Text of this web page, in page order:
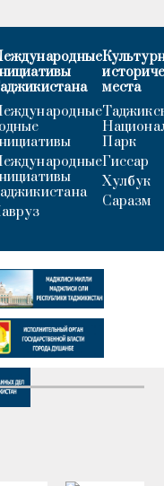
места
Парк
Гиссар
Хулбук
Саразм